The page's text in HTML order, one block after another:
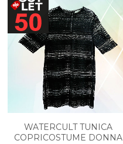
WATERCULT TUNICA
COPRICOSTUME DONNA